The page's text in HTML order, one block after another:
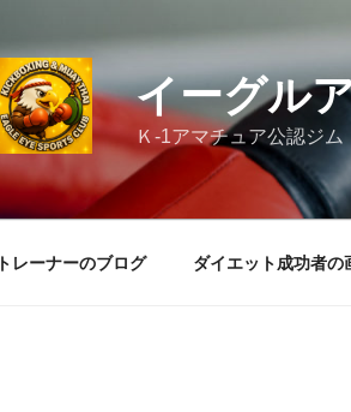
イーグル
Ｋ-1アマチュア公認ジム
トレーナーのブログ ダイエット成功者の